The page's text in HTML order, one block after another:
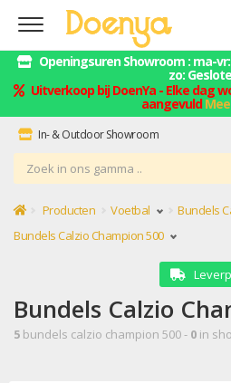
Openingsuren Showroom : ma-
zo:
Uitverkoop bij DoenYa - Elke dag
aangevuld
In- & Outdoor Showroom
Producten Voetbal
Bundels
Bundels Calzio Champion 500
Bundels Calzio
5 bundels calzio champion 500 - 0 in